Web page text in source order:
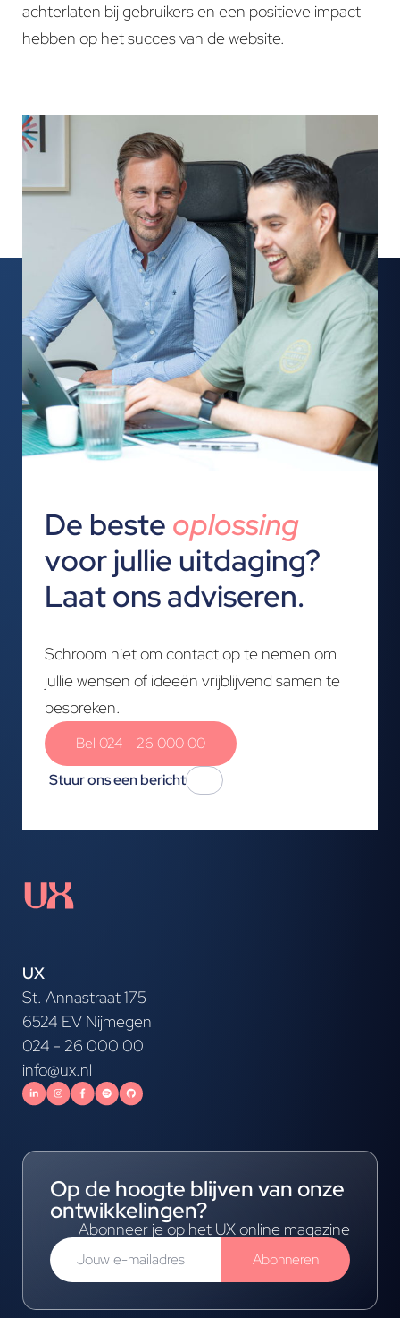
achterlaten bij gebruikers en een positieve impact
hebben op het succes van de website.
De beste oplossing
voor jullie uitdaging?
Laat ons adviseren.
Schroom niet om contact op te nemen om
jullie wensen of ideeën vrijblijvend samen te
bespreken.
Bel 024 - 26 000 00
Stuur ons een bericht
UX
St. Annastraat 175
6524 EV Nijmegen
024 - 26 000 00
info@ux.nl
Op de hoogte blijven van onze
ontwikkelingen?
Abonneer je op het UX online magazine
Abonneren